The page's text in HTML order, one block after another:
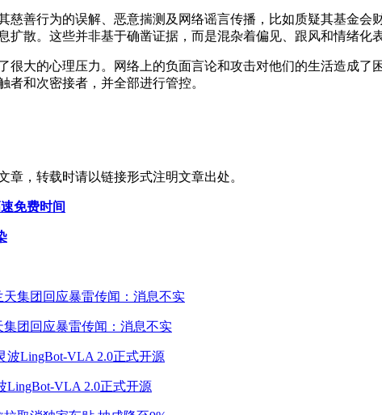
慈善行为的误解、恶意揣测及网络谣言传播，比如质疑其基金
散。这些并非基于确凿证据，而是混杂着偏见、跟风和情绪化
很大的心理压力。网络上的负面言论和攻击对他们的生活造成
和次密接者，并全部进行管控。
章，转载时请以链接形式注明文章出处。
免费时间
团回应暴雷传闻：消息不实
LingBot-VLA 2.0正式开源